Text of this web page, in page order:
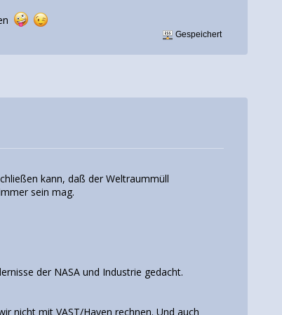
Gespeichert
kann, daß der Weltraummüll
sein mag.
der NASA und Industrie gedacht.
nicht mit VAST/Haven rechnen. Und auch